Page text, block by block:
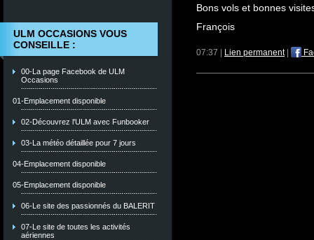
ULM OCCASIONS VOUS
CONSEILLE :
00-La page Facebook de ULM
Occasions
01-Emplacement disponible
02-Découvrez l'ULM avec Funbooker
03-La météo détaillée pour 7 jours
04-Emplacement disponible
05-Emplacement disponible
06-Le site des passionnés du BALERIT
07-Le site de toutes les activités
aériennes
Bons vols et bonnes
François
07:37 | Lien permanent|